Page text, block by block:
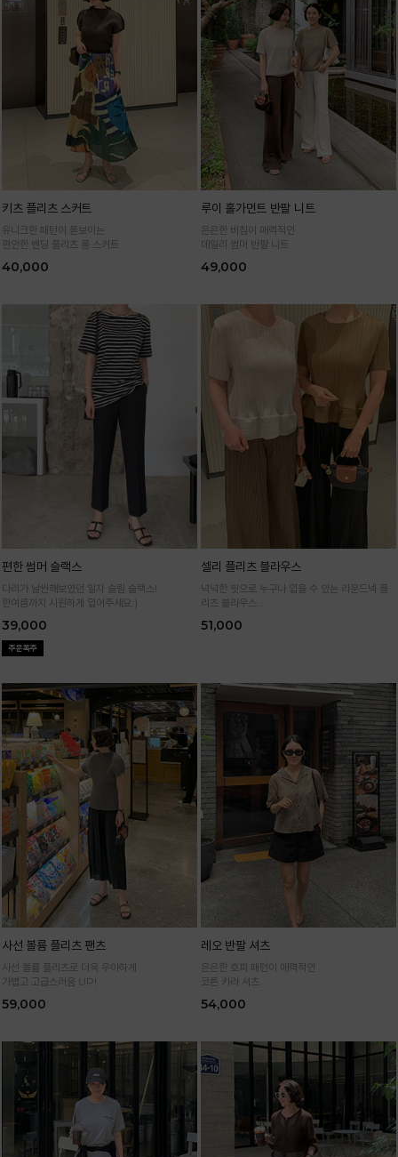
키츠 플리츠 스커트
유니크한 패턴이 돋보이는
편안한 밴딩 플리츠 롱 스커트
40,000
루이 홀가먼트 반팔 니트
은은한 비침이 매력적인
데일리 썸머 반팔 니트
49,000
편한 썸머 슬랙스
다리가 날씬해보였던 일자 슬림 슬랙스!
한여름까지 시원하게 입어주세요:)
39,000
셀리 플리츠 블라우스
넉넉한 핏으로 누구나 입을 수 있는 라운드넥 플
리츠 블라우스
51,000
사선 볼륨 플리츠 팬츠
사선 볼륨 플리츠로 더욱 우아하게
가볍고 고급스러움 UP!
59,000
레오 반팔 셔츠
은은한 호피 패턴이 매력적인
코튼 카라 셔츠
54,000